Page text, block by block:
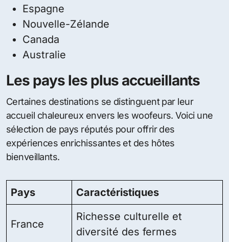
Espagne
Nouvelle-Zélande
Canada
Australie
Les pays les plus accueillants
Certaines destinations se distinguent par leur
accueil chaleureux envers les woofeurs. Voici une
sélection de pays réputés pour offrir des
expériences enrichissantes et des hôtes
bienveillants.
Pays Caractéristiques
France
Richesse culturelle et
diversité des fermes